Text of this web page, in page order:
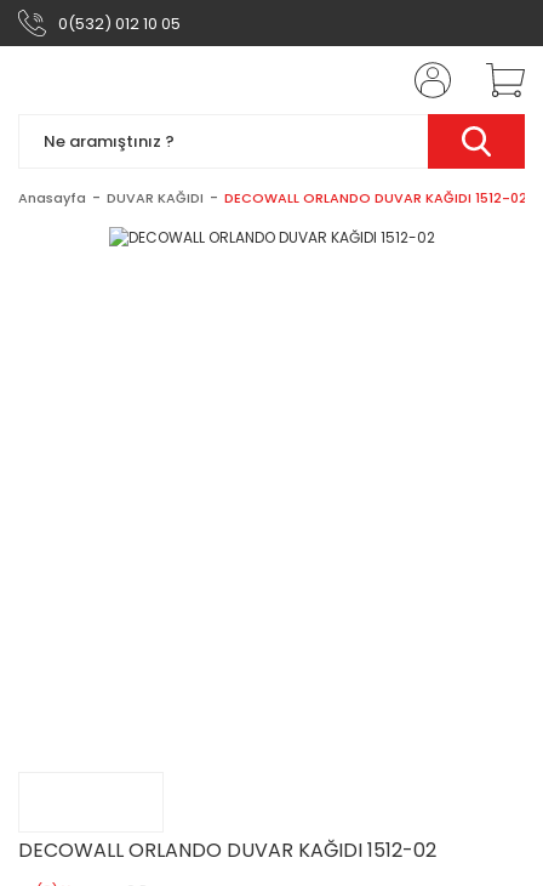
0(532) 012 10 05
Anasayfa DUVAR KAĞIDI DECOWALL ORLANDO DUVAR KAĞIDI 1512-02
DECOWALL ORLANDO DUVAR KAĞIDI 1512-02